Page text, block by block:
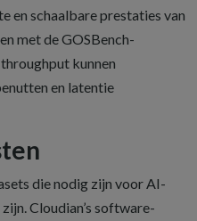
en schaalbare prestaties van
met de GOSBench-
kunnen
en latentie
die nodig zijn voor AI-
Cloudian’s software-